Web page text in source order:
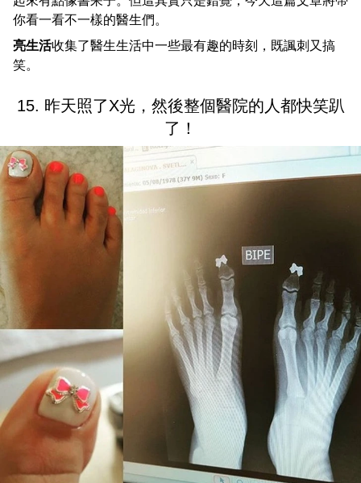
你看一看不一樣的醫生們。
亮生活收集了醫生生活中一些最有趣的時刻，既諷刺又搞
笑。
15. 昨天照了X光，然後整個醫院的人都快笑趴
了！